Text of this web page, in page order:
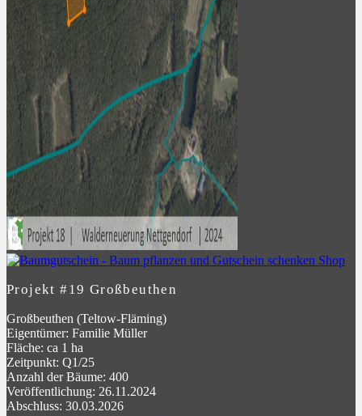
Projekt #19 Großbeuthen
Großbeuthen (Teltow-Fläming)
Eigentümer: Familie Müller
Fläche: ca 1 ha
Zeitpunkt: Q1/25
Anzahl der Bäume: 400
Veröffentlichung: 26.11.2024
Abschluss: 30.03.2026